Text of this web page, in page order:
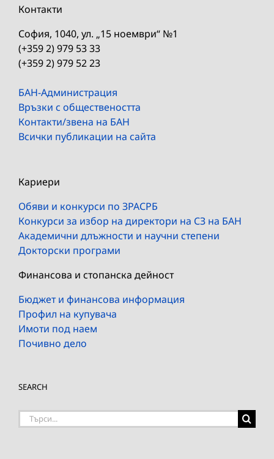
Контакти
София, 1040, ул. „15 ноември“ №1
(+359 2) 979 53 33
(+359 2) 979 52 23
БАН-Администрация
Връзки с обществеността
Контакти/звена на БАН
Всички публикации на сайта
Кариери
Обяви и конкурси по ЗРАСРБ
Конкурси за избор на директори на СЗ на БАН
Академични длъжности и научни степени
Докторски програми
Финансова и стопанска дейност
Бюджет и финансова информация
Профил на купувача
Имоти под наем
Почивно дело
SEARCH
Търсене